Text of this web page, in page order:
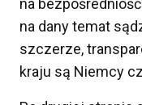
na
na dany temat
szczerze,
kraju są Niemcy